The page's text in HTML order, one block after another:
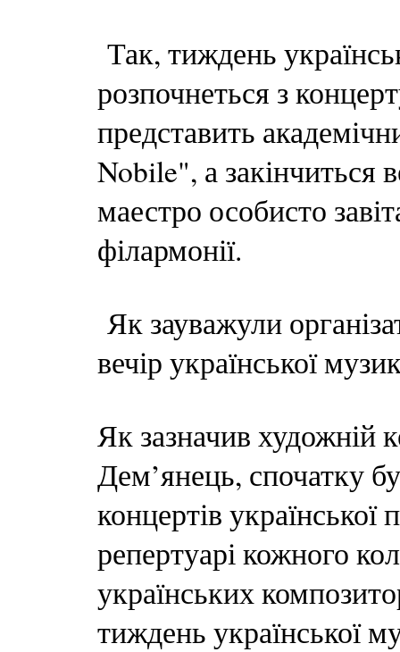
Так, тиждень
розпочнеться з
представить
Nobile", а
маестро особисто
філармонії.
Як зауважули
вечір української
Як зазначив художній
Дем’янець, спочатку
концертів
репертуарі кожного
українських
тиждень української